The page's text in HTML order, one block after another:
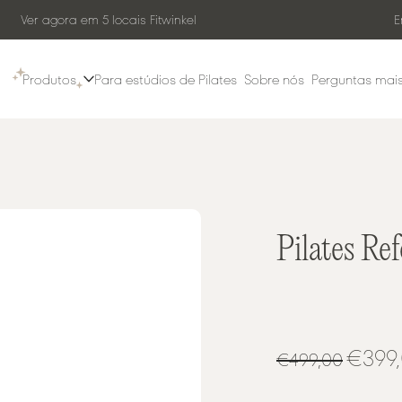
agora em 5 locais Fitwinkel
Produtos Para estúdios de Pilates Sobre nós Perguntas
Pilates
€499,00